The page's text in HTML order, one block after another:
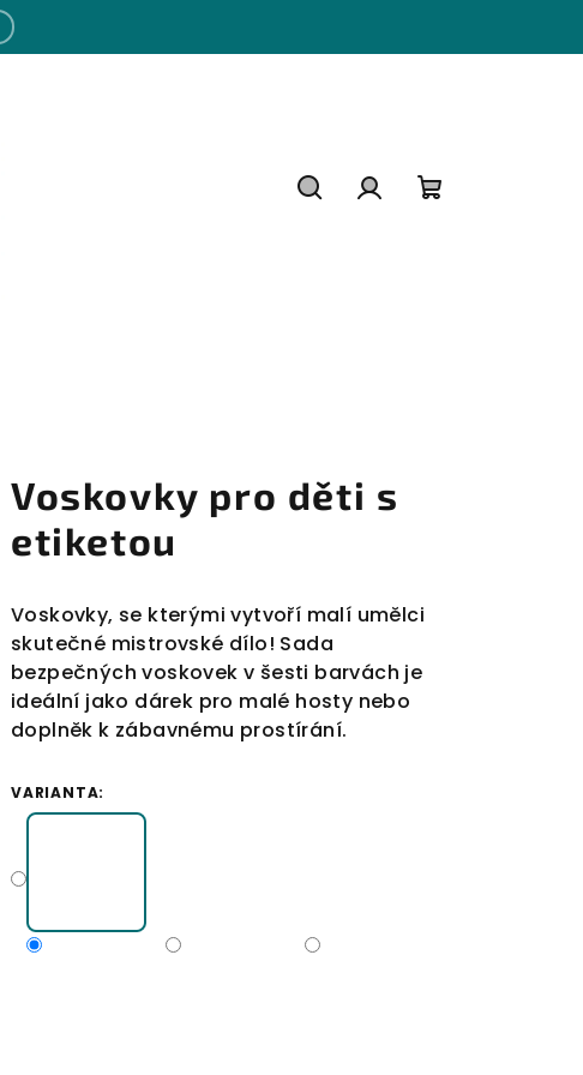
Voskovky pro děti s
etiketou
Voskovky, se kterými vytvoří malí umělci
skutečné mistrovské dílo! Sada
bezpečných voskovek v šesti barvách je
ideální jako dárek pro malé hosty nebo
doplněk k zábavnému prostírání.
VARIANTA: